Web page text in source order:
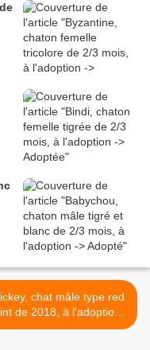
chat mâle type red
de 2018, à l'adoption -
> adopté >